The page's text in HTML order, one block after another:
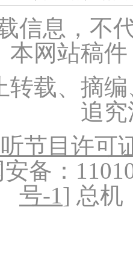
信息，不
本网站稿
转载、摘
追
节目许可
备：
号-1] 总机